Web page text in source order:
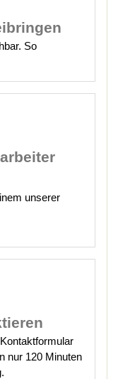
So
unserer
nur 120 Minuten